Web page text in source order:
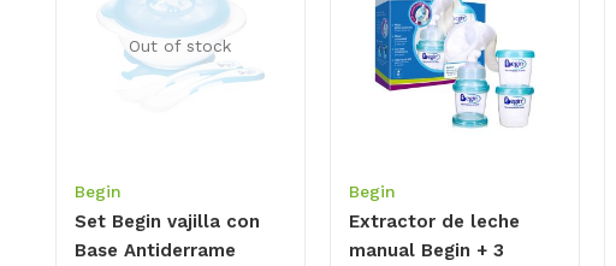
Out of stock
Begin
Set Begin vajilla con
Base Antiderrame
Begin
Extractor de leche
manual Begin + 3